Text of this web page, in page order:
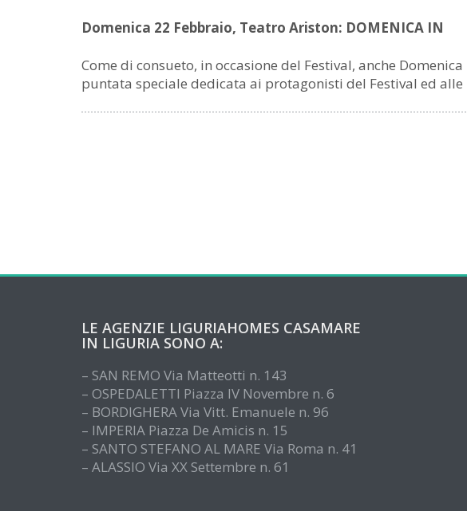
Domenica 22 Febbraio, Teatro Ariston: DOMENICA IN
Come di consueto, in occasione del Festival, anche
puntata speciale dedicata ai protagonisti del Festival ed alle
LE AGENZIE LIGURIAHOMES CASAMARE
IN LIGURIA SONO A:
– SAN REMO Via Matteotti n. 143
– OSPEDALETTI Piazza IV Novembre n. 6
– BORDIGHERA Via Vitt. Emanuele n. 96
– IMPERIA Piazza De Amicis n. 15
– SANTO STEFANO AL MARE Via Roma n. 41
– ALASSIO Via XX Settembre n. 61